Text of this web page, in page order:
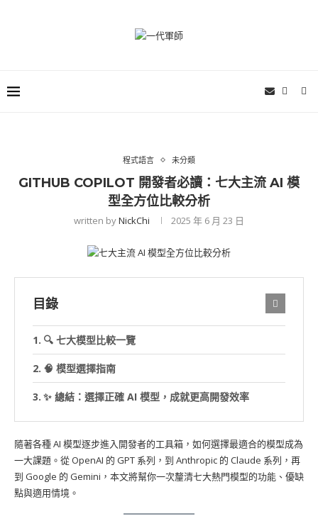
程式語言 未分類
GITHUB COPILOT 開發者必讀：七大主流 AI 模
型全方位比較分析
written byNickChi 2025 年 6 月 23 日
目錄
🔍 七大模型比較一覽
🧠 模型選擇指南
✨ 總結：選擇正確 AI 模型，成就更高開發效率
隨著各種 AI 模型逐步進入開發者的工具箱，如何選擇最適合的模型成為
一大課題。從 OpenAI 的 GPT 系列，到 Anthropic 的 Claude 系列，再
到 Google 的 Gemini，本文將幫你一次釐清七大熱門模型的功能、優缺
點與適用情境。